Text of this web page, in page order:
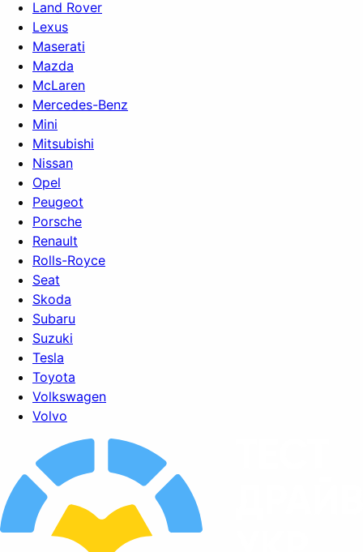
Land Rover
Lexus
Maserati
Mazda
McLaren
Mercedes-Benz
Mini
Mitsubishi
Nissan
Opel
Peugeot
Porsche
Renault
Rolls-Royce
Seat
Skoda
Subaru
Suzuki
Tesla
Toyota
Volkswagen
Volvo